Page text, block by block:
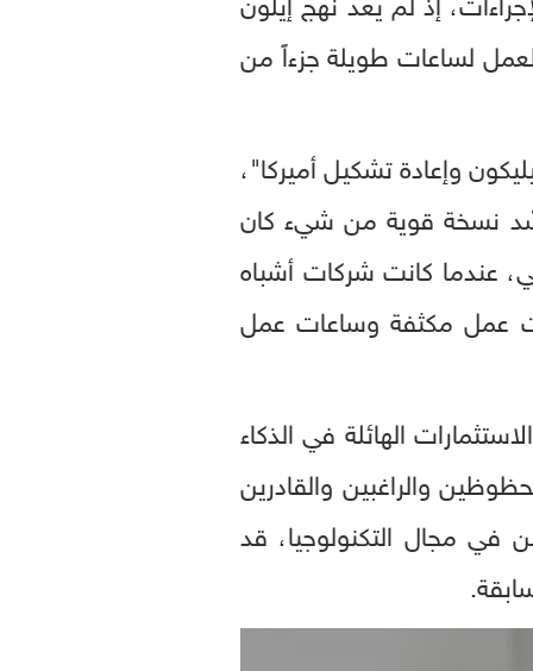
لساعات طويلة جزءاً من
وإعادة تشكيل أميركا"،
يُجسّد نسخة قوية من شيء كان
عندما كانت شركات أشباه
عمل مكثفة وساعات عمل
الهائلة في الذكاء
والراغبين والقادرين
في مجال التكنولوجيا، قد